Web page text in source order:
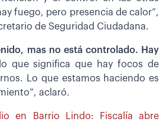
fuego, pero presencia de calor”,
de Seguridad Ciudadana.
mas no está controlado. Hay
que significa que hay focos de
Lo que estamos haciendo es
aclaró.
en Barrio Lindo: Fiscalía abre